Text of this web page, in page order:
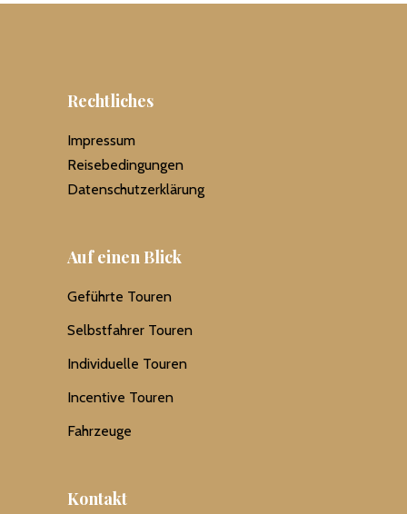
Rechtliches
Impressum
Reisebedingungen
Datenschutzerklärung
Auf einen Blick
Geführte Touren
Selbstfahrer Touren
Individuelle Touren
Incentive Touren
Fahrzeuge
Kontakt